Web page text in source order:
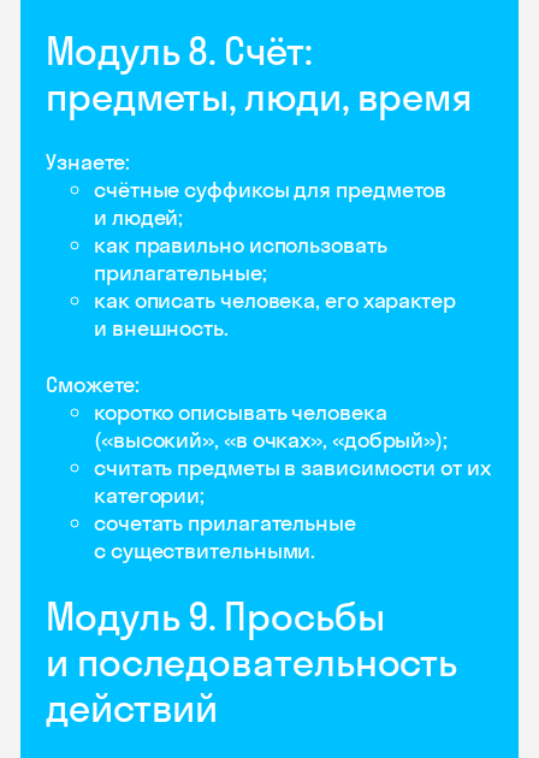
Модуль 8. Счёт:
предметы, люди, время
Узнаете:
счётные суффиксы для предметов
и людей;
как правильно использовать
прилагательные;
как описать человека, его характер
и внешность.
Сможете:
коротко описывать человека
(«высокий», «в очках», «добрый»);
считать предметы в зависимости от их
категории;
сочетать прилагательные
с существительными.
Модуль 9. Просьбы
и последовательность
действий